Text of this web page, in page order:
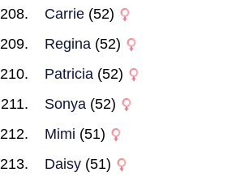
Carrie (52)
Regina (52)
Patricia (52)
Sonya (52)
Mimi (51)
Daisy (51)